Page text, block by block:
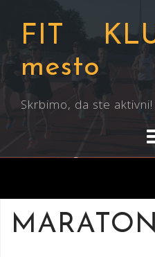
contentFIT
mesto
Skrbimo, da ste aktivni!